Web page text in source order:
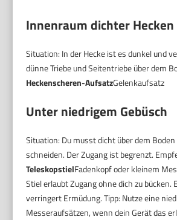
Innenraum dichter Hecken
Situation: In der Hecke ist es dunkel und
dünne Triebe und Seitentriebe über dem
Heckenscheren-AufsatzGelenkaufsatz
Unter niedrigem Gebüsch
Situation: Du musst dicht über dem
schneiden. Der Zugang ist begrenzt.
TeleskopstielFadenkopf oder kleinem
Stiel erlaubt Zugang ohne dich zu bücken.
verringert Ermüdung. Tipp: Nutze eine
Messeraufsätzen, wenn dein Gerät das